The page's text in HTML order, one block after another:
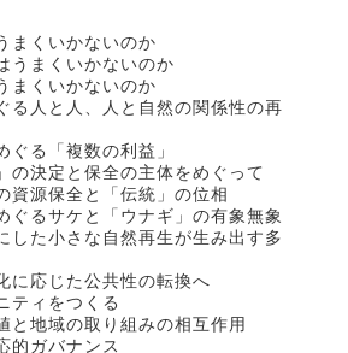
まくいかないのか
うまくいかないのか
まくいかないのか
る人と人、人と自然の関係性の再
ぐる「複数の利益」
の決定と保全の主体をめぐって
資源保全と「伝統」の位相
ぐるサケと「ウナギ」の有象無象
した小さな自然再生が生み出す多
に応じた公共性の転換へ
ティをつくる
と地域の取り組みの相互作用
的ガバナンス